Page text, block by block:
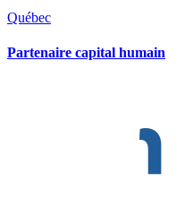
Québec
Partenaire capital humain